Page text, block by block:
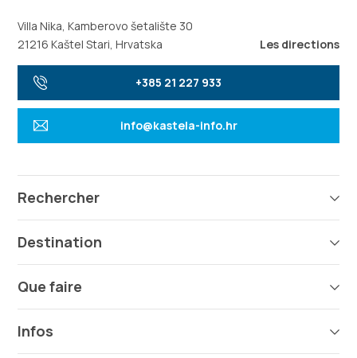
Villa Nika, Kamberovo šetalište 30
21216 Kaštel Stari, Hrvatska
Les directions
+385 21 227 933
info@kastela-info.hr
Rechercher
Destination
Que faire
Infos